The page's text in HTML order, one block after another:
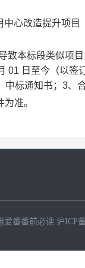
心改造提升项
致本标段类似项
01 日至今（以
标通知书；3、
准。
爱番番前必读 沪ICP